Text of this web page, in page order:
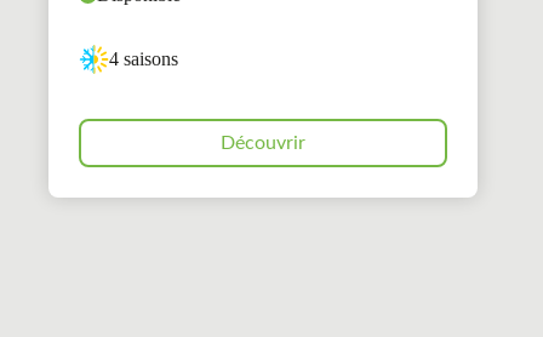
4 saisons
Découvrir